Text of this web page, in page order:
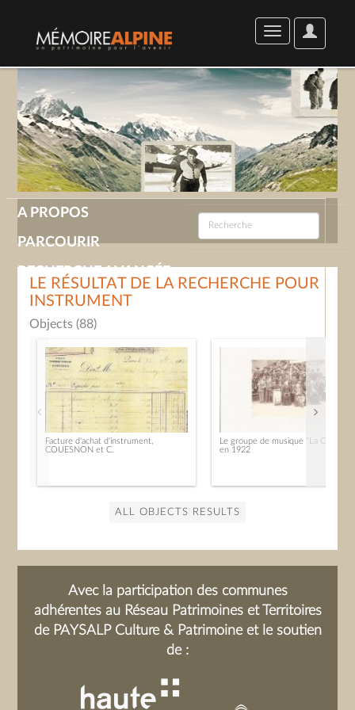
User
Options
Toggle
navigation
A PROPOS
PARCOURIR
RECHERCHE AVANCÉE
GALERIE
CONTACT
LE RÉSULTAT DE LA RECHERCHE POUR
INSTRUMENT
Objects (88)
Facture d'achat d'instrument,
COUESNON et C.
Le groupe de musique "La
en 1922
ALL OBJECTS RESULTS
Avec la participation des communes
adhérentes au Réseau Patrimoines et Territoires
de PAYSALP Culture & Patrimoine et le soutien
de :